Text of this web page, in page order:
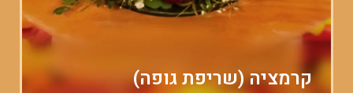
קרמציה (שריפת גופה)